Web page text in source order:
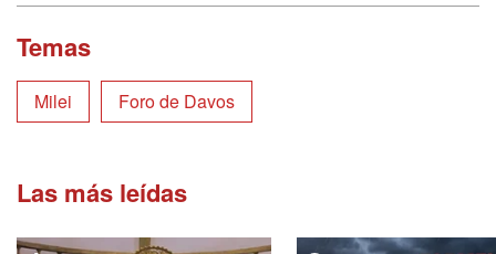
Temas
Milei Foro de Davos
Las más leídas